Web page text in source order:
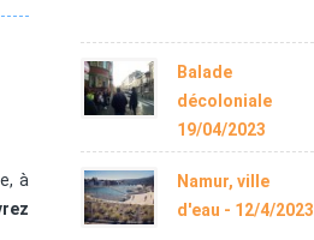
à
Balade
décoloniale
19/04/2023
Namur, ville
d'eau - 12/4/2023